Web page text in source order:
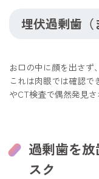
埋伏過剰歯（
お口の中に顔を出さず
これは肉眼では確認
やCT検査で偶然発見さ
過剰歯を
スク